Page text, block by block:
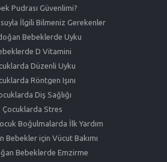
Pudrası Güvenlimi?
İlgili Bilmeniz Gerekenler
Bebeklerde Uyku
D Vitamini
Düzenli Uyku
Röntgen Işını
Diş Sağlığı
Çocuklarda Stres
Boğulmalarda İlk Yardım
Bebekler için Vücut Bakımı
Bebeklerde Emzirme